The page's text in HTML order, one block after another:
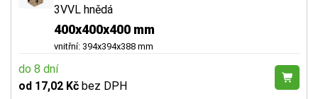
3VVL hnědá
400x400x400 mm
vnitřní: 394x394x388 mm
do 8 dní
od 17,02 Kč bez DPH